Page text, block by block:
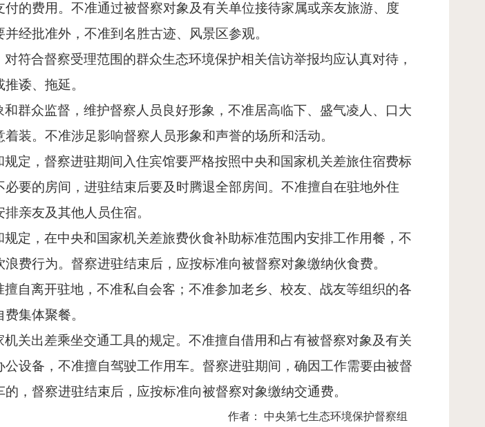
的费用。不准通过被督察对象及有关单位接待家属或亲友旅游、度
经批准外，不准到名胜古迹、风景区参观。
符合督察受理范围的群众生态环境保护相关信访举报均应认真对待，
诿、拖延。
群众监督，维护督察人员良好形象，不准居高临下、盛气凌人、口大
装。不准涉足影响督察人员形象和声誉的场所和活动。
定，督察进驻期间入住宾馆要严格按照中央和国家机关差旅住宿费标
要的房间，进驻结束后要及时腾退全部房间。不准擅自在驻地外住
亲友及其他人员住宿。
定，在中央和国家机关差旅费伙食补助标准范围内安排工作用餐，不
费行为。督察进驻结束后，应按标准向被督察对象缴纳伙食费。
自离开驻地，不准私自会客；不准参加老乡、校友、战友等组织的各
集体聚餐。
关出差乘坐交通工具的规定。不准擅自借用和占有被督察对象及有关
设备，不准擅自驾驶工作用车。督察进驻期间，确因工作需要由被督
，督察进驻结束后，应按标准向被督察对象缴纳交通费。
作者： 中央第七生态环境保护督察组